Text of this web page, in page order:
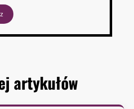
artykułów